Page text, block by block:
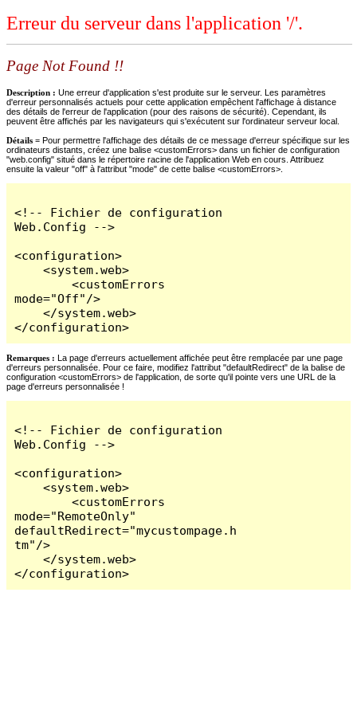
Erreur du serveur dans l'application '/'.
Page Not Found !!
Description : Une erreur d'application s'est produite sur le serveur. Les paramètres
d'erreur personnalisés actuels pour cette application empêchent l'affichage à distance
des détails de l'erreur de l'application (pour des raisons de sécurité). Cependant, ils
peuvent être affichés par les navigateurs qui s'exécutent sur l'ordinateur serveur local.
Détails = Pour permettre l'affichage des détails de ce message d'erreur spécifique sur les
ordinateurs distants, créez une balise <customErrors> dans un fichier de configuration
"web.config" situé dans le répertoire racine de l'application Web en cours. Attribuez
ensuite la valeur "off" à l'attribut "mode" de cette balise <customErrors>.
<!-- Fichier de configuration
Web.Config -->
<configuration>
    <system.web>
        <customErrors
mode="Off"/>
    </system.web>
</configuration>
Remarques : La page d'erreurs actuellement affichée peut être remplacée par une page
d'erreurs personnalisée. Pour ce faire, modifiez l'attribut "defaultRedirect" de la balise de
configuration <customErrors> de l'application, de sorte qu'il pointe vers une URL de la
page d'erreurs personnalisée !
<!-- Fichier de configuration
Web.Config -->
<configuration>
    <system.web>
        <customErrors
mode="RemoteOnly"
defaultRedirect="mycustompage.h
tm"/>
    </system.web>
</configuration>